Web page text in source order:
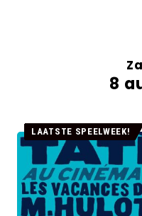
8
Lees
over
Les
vacances
LAATSTE SPEELWEEK!